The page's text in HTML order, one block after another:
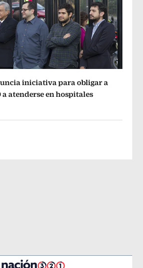
iniciativa para obligar a
a atenderse en hospitales